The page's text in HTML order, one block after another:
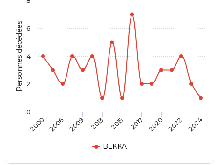
Personnes décédées
BEKKA
2000 2006 2009 2013 2015 2017 2020 2022 2024
0
2
4
6